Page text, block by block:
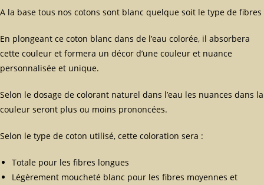
A la base tous nos cotons sont blanc quelque soit le type de fibres
En plongeant ce coton blanc dans de l’eau colorée, il absorbera
cette couleur et formera un décor d’une couleur et nuance
personnalisée et unique.
Selon le dosage de colorant naturel dans l’eau les nuances dans la
couleur seront plus ou moins prononcées.
Selon le type de coton utilisé, cette coloration sera :
Totale pour les fibres longues
Légèrement moucheté blanc pour les fibres moyennes et